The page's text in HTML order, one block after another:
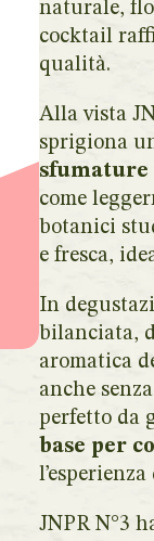
naturale,
cocktail
qualità.
Alla vista
sprigiona
sfumature
come
botanici
e fresca,
In
bilanciata,
aromatica
anche
perfetto da
base per
JNPR N°3